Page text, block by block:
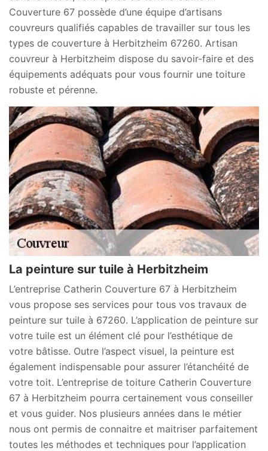
Couverture 67 possède d’une équipe d’artisans
couvreurs qualifiés capables de travailler sur tous les
types de couverture à Herbitzheim 67260. Artisan
couvreur à Herbitzheim dispose du savoir-faire et des
équipements adéquats pour vous fournir une toiture
robuste et pérenne.
La peinture sur tuile à Herbitzheim
L’entreprise Catherin Couverture 67 à Herbitzheim
vous propose ses services pour tous vos travaux de
peinture sur tuile à 67260. L’application de peinture sur
votre tuile est un élément clé pour l’esthétique de
votre bâtisse. Outre l’aspect visuel, la peinture est
également indispensable pour assurer l’étanchéité de
votre toit. L’entreprise de toiture Catherin Couverture
67 à Herbitzheim pourra certainement vous conseiller
et vous guider. Nos plusieurs années dans le métier
nous ont permis de connaitre et maitriser parfaitement
toutes les méthodes et techniques pour l’application